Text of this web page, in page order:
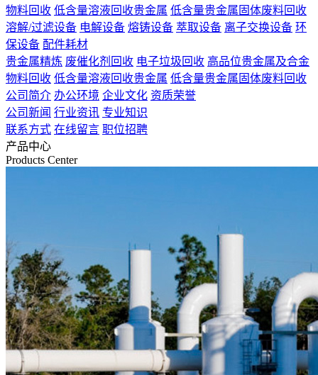
物料回收 低含量溶液回收贵金属 低含量贵金属固体废料回收
溶解/过滤设备 电解设备 熔铸设备 萃取设备 离子交换设备 环
保设备 配件耗材
贵金属精炼 废催化剂回收 电子垃圾回收 高品位贵金属及合金
物料回收 低含量溶液回收贵金属 低含量贵金属固体废料回收
公司简介 办公环境 企业文化 资质荣誉
公司新闻 行业资讯 专业知识
联系方式 在线留言 职位招聘
产品中心
Products Center